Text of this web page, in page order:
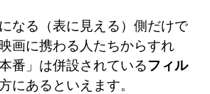
なる（表に見える）側だけで
画に携わる人たちからすれ
番」は併設されているフィル
にあるといえます。